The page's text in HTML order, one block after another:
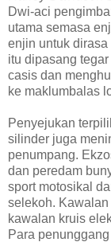
Dwi-aci
utama semasa
enjin untuk
itu dipasang
casis dan
ke maklumbalas
Penyejukan
silinder juga
penumpang.
dan peredam
sport motosikal
selekoh.
kawalan kruis
Para